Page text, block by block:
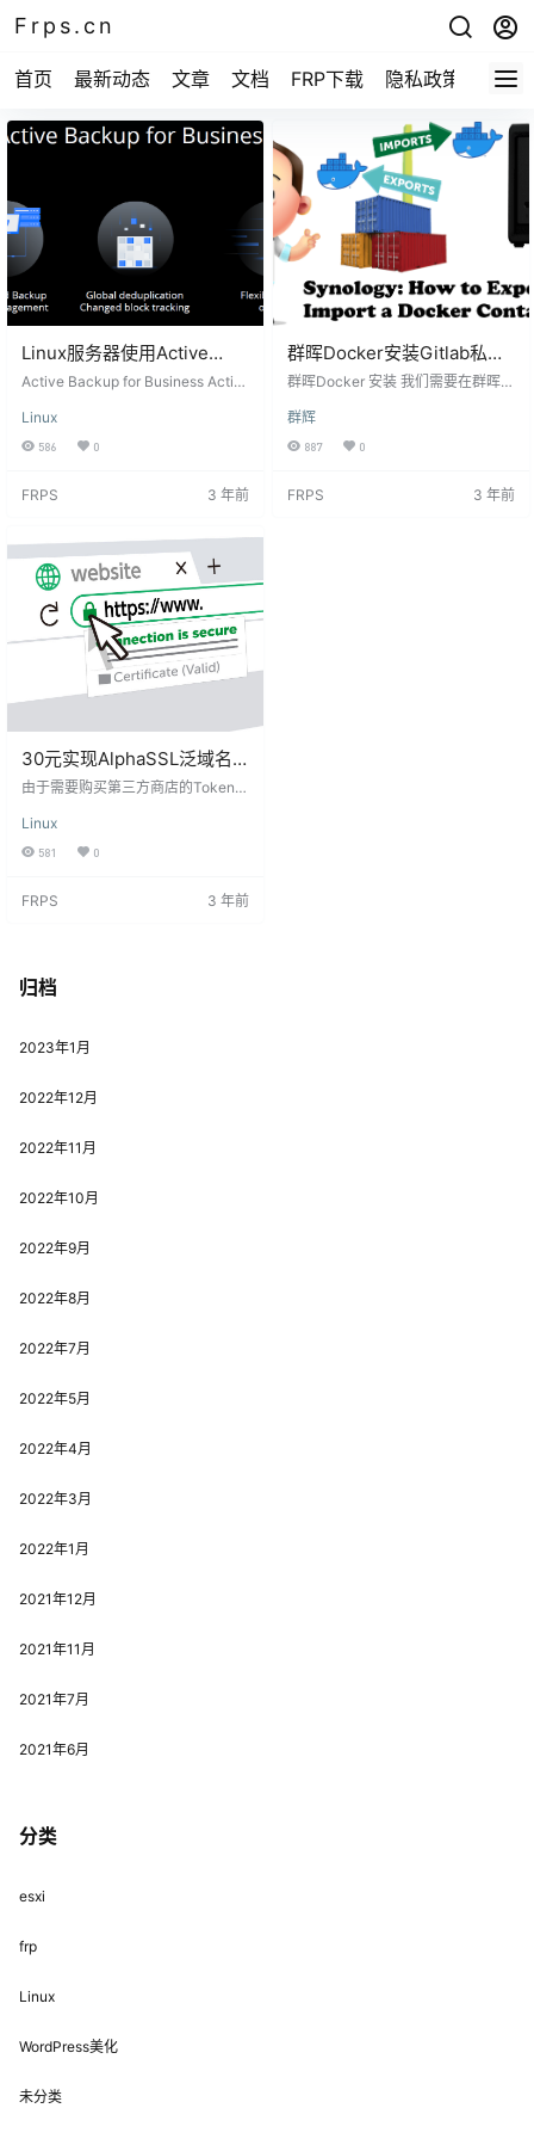
Frps.cn
首页 最新动态 文章 文档 FRP下载 隐私政策
Linux服务器使用Active
Backup for Business同步文
Active Backup for Business Activ
的一个套件。 主要功能： 支持Wind
ows 服务器/PC、Linux服务器、S
备份 灵活的计划和保留策略可自定
括完整设备还原、即时还原和精细
文件还原…
Linux
586 0
FRPS 3 年前
群晖Docker安装Gitlab私有
仓库并配置FRP端口映射域
群晖Docker 安装 我们需要在群晖的
击Docker，选择注册表 搜索gitlab-
ce 右击下载镜像 选择最新版就可以
源，默认的话我们这里也不做修改
群辉
887 0
FRPS 3 年前
30元实现AlphaSSL泛域名
通配符证书一年及补全检查
由于需要购买第三方商店的Token，
法使用请联系我。将替换其它商家
此处并没有打广告的意思，普通通
L证书是全球著名SSL证书颁发机构
较为单一 AlphaSSL证书属于入门级
SSL证书…
Linux
581 0
FRPS 3 年前
归档
2023年1月
2022年12月
2022年11月
2022年10月
2022年9月
2022年8月
2022年7月
2022年5月
2022年4月
2022年3月
2022年1月
2021年12月
2021年11月
2021年7月
2021年6月
分类
esxi
frp
Linux
WordPress美化
未分类